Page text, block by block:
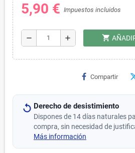
5,90 € Impuestos incluidos
remove add shopping_cart
Compartir
Derecho de desistimiento
Dispones de 14 días naturales
compra, sin necesidad de
Más información